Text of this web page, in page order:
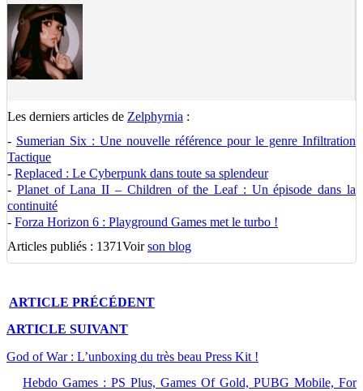
Les derniers articles de Zelphyrnia :
- Sumerian Six : Une nouvelle référence pour le genre Infiltration
Tactique
- Replaced : Le Cyberpunk dans toute sa splendeur
- Planet of Lana II – Children of the Leaf : Un épisode dans la
continuité
- Forza Horizon 6 : Playground Games met le turbo !
Articles publiés : 1371Voirson blog
ARTICLE PRÉCÉDENT
ARTICLE SUIVANT
God of War : L’unboxing du très beau Press Kit !
Hebdo Games : PS Plus, Games Of Gold, PUBG Mobile, For